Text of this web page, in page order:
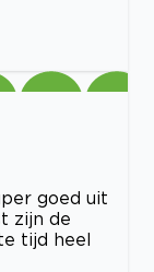
goed uit
zijn de
tijd heel